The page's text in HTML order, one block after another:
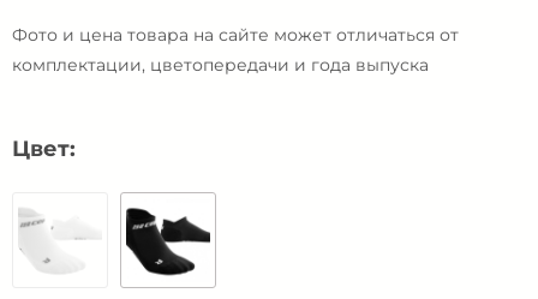
Фото и цена товара на сайте может отличаться от
комплектации, цветопередачи и года выпуска
Цвет: